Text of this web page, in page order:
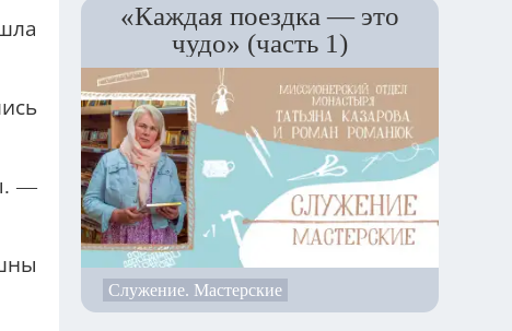
—
«Каждая поездка — это
чудо» (часть 1)
Служение. Мастерские